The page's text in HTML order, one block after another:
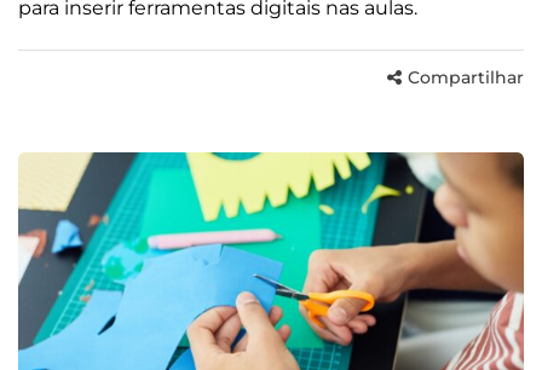
para inserir ferramentas digitais nas aulas.
Compartilhar